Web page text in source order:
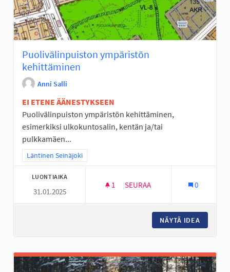
Puolivälinpuiston ympäristön
kehittäminen
Anni Salli
EI ETENE ÄÄNESTYKSEEN
Puolivälinpuiston ympäristön kehittäminen,
esimerkiksi ulkokuntosalin, kentän ja/tai
pulkkamäen...
Rajaa tulokset teeman mukaan: Läntinen Seinäjoki
Läntinen Seinäjoki
LUONTIAIKA
31.01.2025
1 1 SEURAAJA
SEURAA 0
NÄYTÄ IDEA